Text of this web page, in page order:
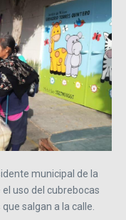
municipal de la
uso del cubrebocas
salgan a la calle.